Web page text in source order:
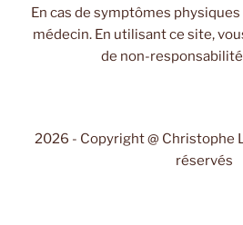
En cas de symptômes
médecin. En utilisant ce site,
de non-
2026 - Copyright @ Christophe
réservés